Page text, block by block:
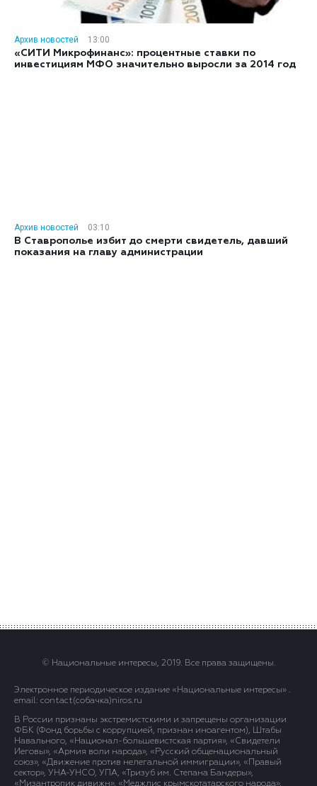
Архив новостей
13:00
«СИТИ Микрофинанс»: процентные ставки по
инвестициям МФО значительно выросли за 2014 год
Архив новостей
03:10
В Ставрополье избит до смерти свидетель, давший
показания на главу администрации
© Национальные интересы, 2019. Все права защищены.
Электронное периодическое издание «Национальные интересы» .
email: contact(сoбaчка)niros.ru
В России признаны экстремистскими и запрещены организации
ФБК (Фонд борьбы с коррупцией, признан иноагентом), Штабы
Навального, «Национал-большевистская партия», «Свидетели
Иеговы», «Армия воли народа», «Русский общенациональный
союз», «Движение против нелегальной иммиграции», «Правый
сектор», УНА-УНСО, УПА, «Тризуб им. Степана Бандеры»,
«Мизантропик дивижн», «Меджлис крымскотатарского народа»,